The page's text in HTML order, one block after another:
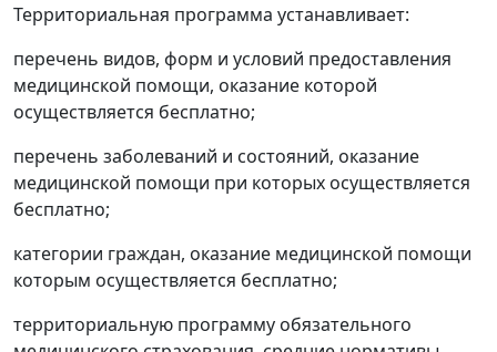
Территориальная программа устанавливает:
перечень видов, форм и условий предоставления
медицинской помощи, оказание которой
осуществляется бесплатно;
перечень заболеваний и состояний, оказание
медицинской помощи при которых осуществляется
бесплатно;
категории граждан, оказание медицинской помощи
которым осуществляется бесплатно;
территориальную программу обязательного